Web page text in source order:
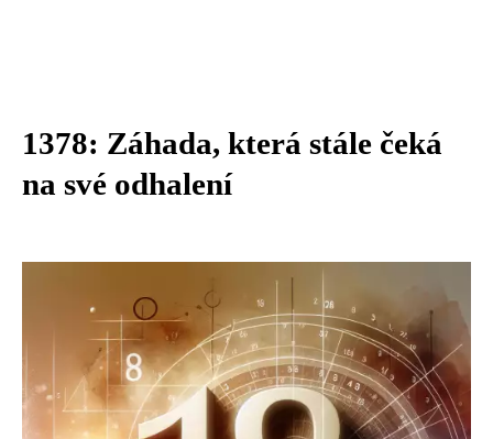
1378: Záhada, která stále čeká
na své odhalení